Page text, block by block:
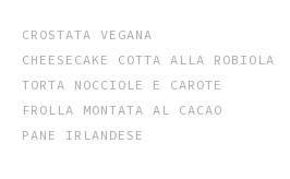
CROSTATA VEGANA
CHEESECAKE COTTA ALLA ROBIOLA
TORTA NOCCIOLE E CAROTE
FROLLA MONTATA AL CACAO
PANE IRLANDESE